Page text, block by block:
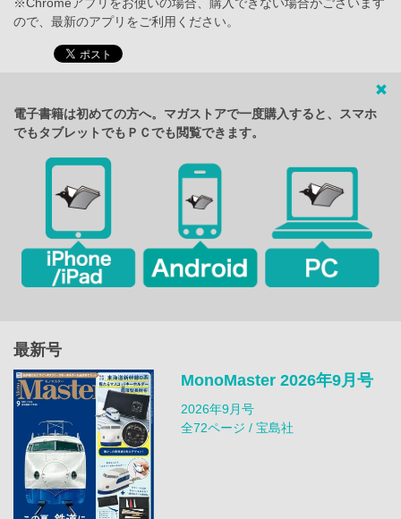
ので、最新のアプリをご利用ください。
電子書籍は初めての方へ。マガストアで一度購入すると、スマホ
でもタブレットでもＰＣでも閲覧できます。
最新号
MonoMaster 2026年9月号
2026年9月号
全72ページ / 宝島社